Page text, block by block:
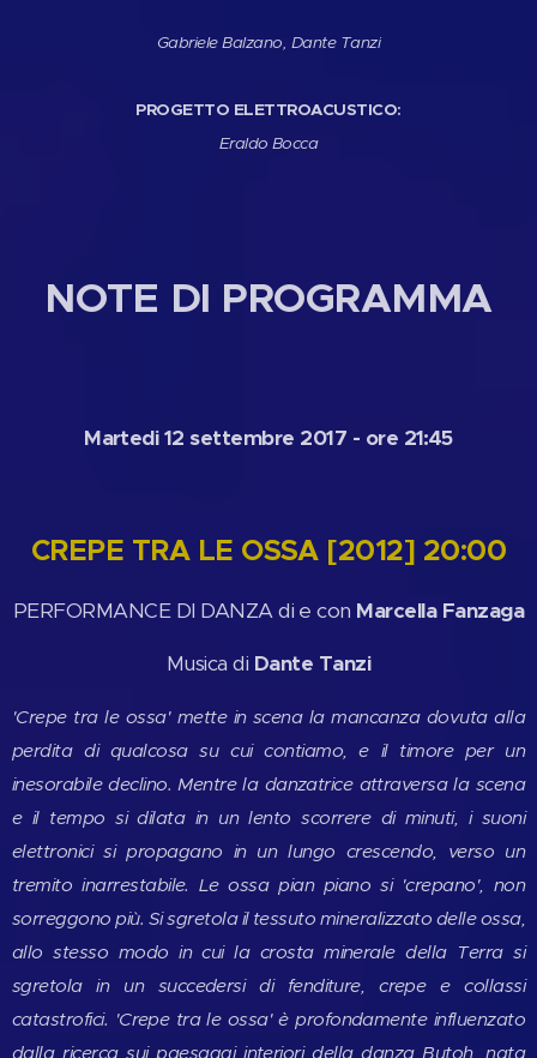
Gabriele Balzano, Dante Tanzi
PROGETTO ELETTROACUSTICO:
Eraldo Bocca
NOTE DI PROGRAMMA
Martedi 12 settembre 2017 - ore 21:45
CREPE TRA LE OSSA [2012] 20:00
PERFORMANCE DI DANZA di e con Marcella Fanzaga
Musica di Dante Tanzi
'Crepe tra le ossa' mette in scena la mancanza dovuta alla
perdita di qualcosa su cui contiamo, e il timore per un
inesorabile declino. Mentre la danzatrice attraversa la scena
e il tempo si dilata in un lento scorrere di minuti, i suoni
elettronici si propagano in un lungo crescendo, verso un
tremito inarrestabile. Le ossa pian piano si 'crepano', non
sorreggono più. Si sgretola il tessuto mineralizzato delle ossa,
allo stesso modo in cui la crosta minerale della Terra si
sgretola in un succedersi di fenditure, crepe e collassi
catastrofici. 'Crepe tra le ossa' è profondamente influenzato
dalla ricerca sui paesaggi interiori della danza Butoh, nata